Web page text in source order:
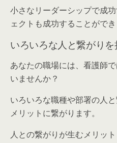
小さなリーダーシップで成
ェクトも成功することがで
いろいろな人と繋がり
あなたの職場には、看護師
いませんか？
いろいろな職種や部署の人
メリットに繋がります。
人との繋がりが生むメリット